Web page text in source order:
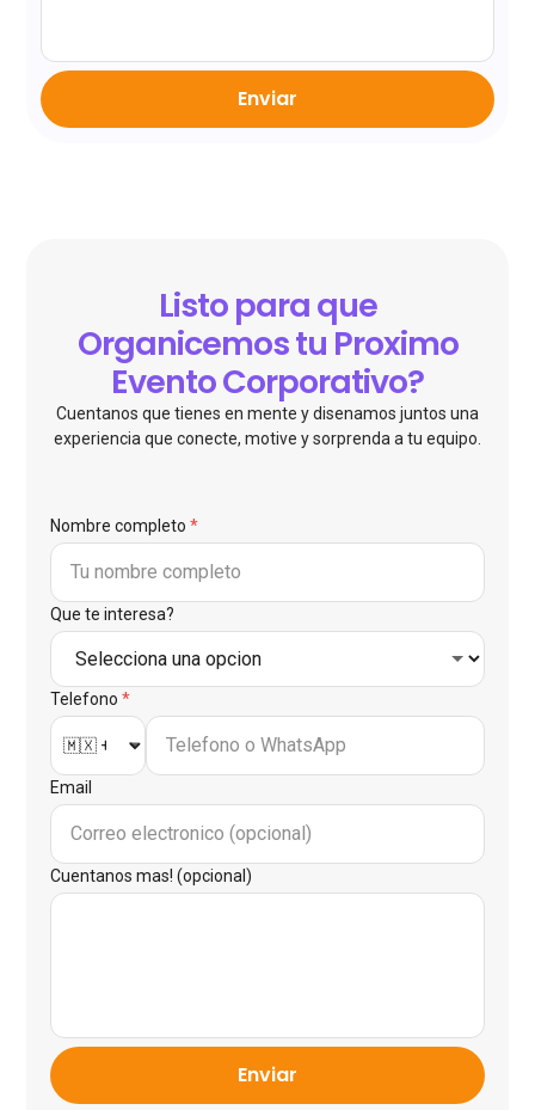
Enviar
Listo para que
Organicemos tu Proximo
Evento Corporativo?
Cuentanos que tienes en mente y disenamos juntos una
experiencia que conecte, motive y sorprenda a tu equipo.
Nombre completo *
Que te interesa?
Telefono *
Email
Cuentanos mas! (opcional)
Enviar